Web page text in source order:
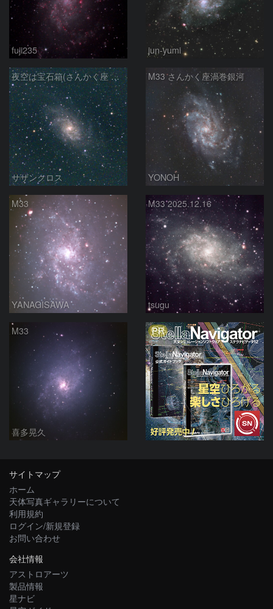
fuji235 jun-yumi
夜空は宝石箱(さんかく座 M33) Seestar50
サザンクロス
M33 さんかく座渦巻銀河
YONOH
M33
YANAGISAWA
M33 2025.12.16
tsugu
M33
喜多晃久
PR
サイトマップ
ホーム
天体写真ギャラリーについて
利用規約
ログイン/新規登録
お問い合わせ
会社情報
アストロアーツ
製品情報
星ナビ